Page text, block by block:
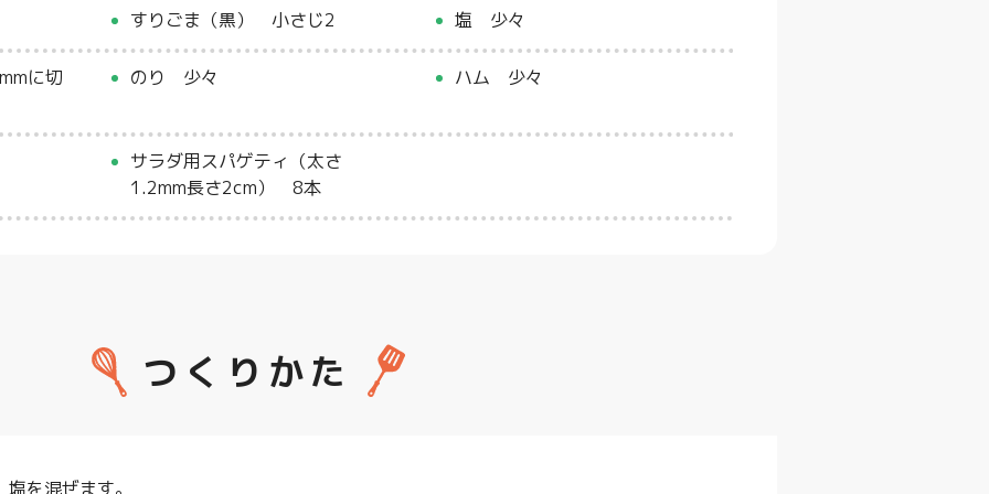
すりごま（黒） 小さじ2 塩 少々
に切 のり 少々 ハム 少々
サラダ用スパゲティ（太さ
1.2mm長さ2cm） 8本
つくりかた
を混ぜます。